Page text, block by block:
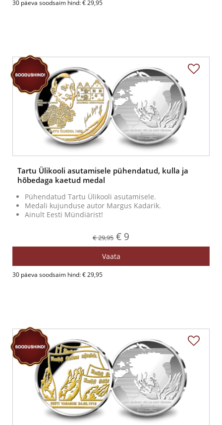
30 päeva soodsaim hind: € 29,95
Tartu Ülikooli asutamisele pühendatud, kulla ja
hõbedaga kaetud medal
Pühendatud Tartu Ülikooli asutamisele.
Medali kujunduse autor Margus Kadarik.
Ainult Eesti Mündiärist!
€ 29,95 € 9
Vaata
30 päeva soodsaim hind: € 29,95